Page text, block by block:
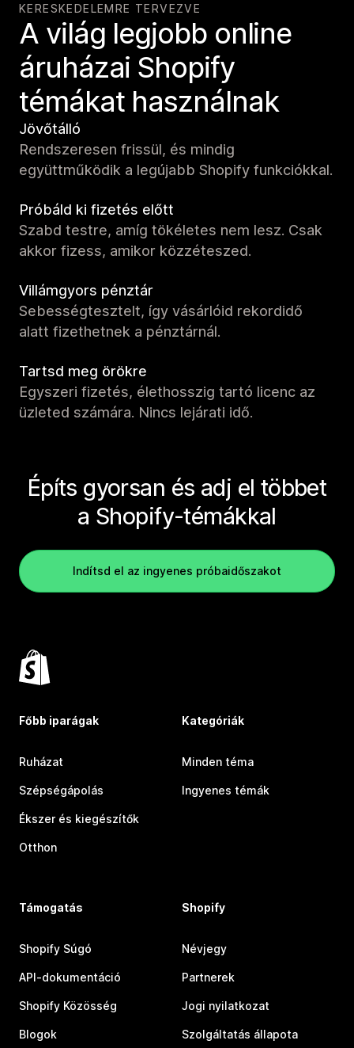
KERESKEDELEMRE TERVEZVE
A világ legjobb online
áruházai Shopify
témákat használnak
Jövőtálló
Rendszeresen frissül, és mindig
együttműködik a legújabb Shopify funkciókkal.
Próbáld ki fizetés előtt
Szabd testre, amíg tökéletes nem lesz. Csak
akkor fizess, amikor közzéteszed.
Villámgyors pénztár
Sebességtesztelt, így vásárlóid rekordidő
alatt fizethetnek a pénztárnál.
Tartsd meg örökre
Egyszeri fizetés, élethosszig tartó licenc az
üzleted számára. Nincs lejárati idő.
Építs gyorsan és adj el többet
a Shopify-témákkal
Indítsd el az ingyenes próbaidőszakot
Főbb iparágak
Ruházat
Szépségápolás
Ékszer és kiegészítők
Otthon
Kategóriák
Minden téma
Ingyenes témák
Támogatás
Shopify Súgó
API-dokumentáció
Shopify Közösség
Blogok
Shopify
Névjegy
Partnerek
Jogi nyilatkozat
Szolgáltatás állapota